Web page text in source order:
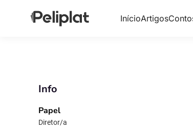
InícioArtigos
Info
Papel
Diretor/a